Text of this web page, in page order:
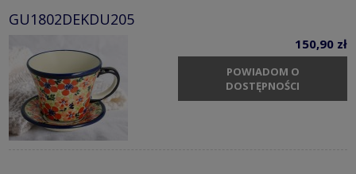
GU1802DEKDU205
150,90 zł
POWIADOM O
DOSTĘPNOŚCI